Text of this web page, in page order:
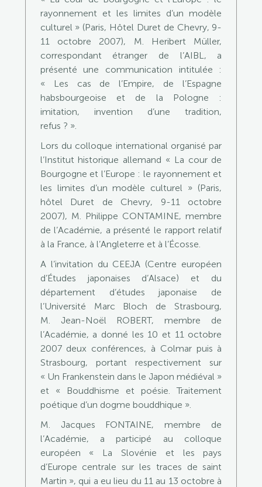
rayonnement et les limites d’un modèle
culturel » (Paris, Hôtel Duret de Chevry, 9-
11 octobre 2007), M. Heribert Müller,
correspondant étranger de l’AIBL, a
présenté une communication intitulée :
« Les cas de l’Empire, de l’Espagne
habsbourgeoise et de la Pologne :
imitation, invention d’une tradition,
refus ? ».
Lors du colloque international organisé par
l’Institut historique allemand « La cour de
Bourgogne et l’Europe : le rayonnement et
les limites d’un modèle culturel » (Paris,
hôtel Duret de Chevry, 9-11 octobre
2007), M. Philippe CONTAMINE, membre
de l’Académie, a présenté le rapport relatif
à la France, à l’Angleterre et à l’Écosse.
A l’invitation du CEEJA (Centre européen
d’Études japonaises d’Alsace) et du
département d’études japonaise de
l’Université Marc Bloch de Strasbourg,
M. Jean-Noël ROBERT, membre de
l’Académie, a donné les 10 et 11 octobre
2007 deux conférences, à Colmar puis à
Strasbourg, portant respectivement sur
« Un Frankenstein dans le Japon médiéval »
et « Bouddhisme et poésie. Traitement
poétique d’un dogme bouddhique ».
M. Jacques FONTAINE, membre de
l’Académie, a participé au colloque
européen « La Slovénie et les pays
d’Europe centrale sur les traces de saint
Martin », qui a eu lieu du 11 au 13 octobre à